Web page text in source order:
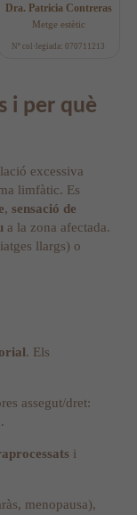
Dra. Patricia Contreras
Metge estètic
Nº col·legiada: 070711213
i per què
excessiva
limfàtic. Es
, sensació de
a la zona afectada.
llargs) o
. Els
assegut/dret:
i
menopausa),